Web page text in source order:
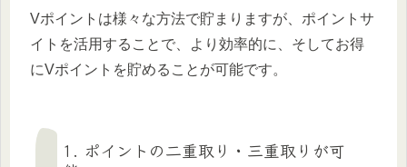
Vポイントは様々な方法で貯まりますが、ポイントサ
イトを活用することで、より効率的に、そしてお得
にVポイントを貯めることが可能です。
1. ポイントの二重取り・三重取りが可